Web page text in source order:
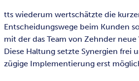
tts wiederum wertschätzte die
Entscheidungswege beim Kunden
mit der das Team von Zehnder
Diese Haltung setzte Synergien frei
zügige Implementierung erst